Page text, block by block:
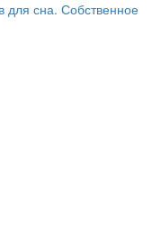
для сна. Собственное